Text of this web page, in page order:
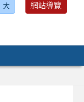
大 網站導覽